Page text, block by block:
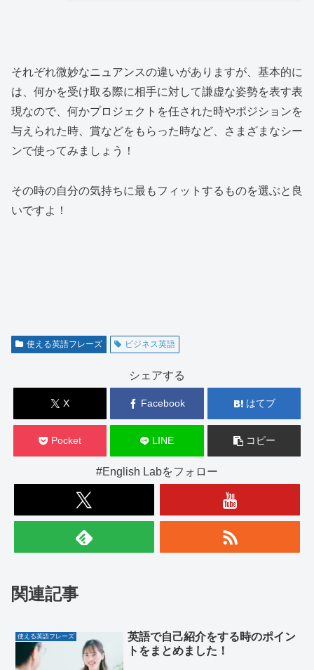
それぞれ微妙なニュアンスの違いがありますが、基本的に
は、何かを受け取る際に相手に対して謙虚な姿勢を表す表
現なので、何かプロジェクトを任された時やポジションを
与えられた時、賞などをもらった時など、さまざまなシー
ンで使ってみましょう！
その時の自分の気持ちに最もフィットするものを選ぶと良
いですよ！
使える英語フレーズ ビジネス英語
シェアする
X Facebook はてブ
Pocket LINE コピー
#English Labをフォロー
関連記事
使える英語フレーズ
英語で自己紹介をする時のポイン
トをまとめました！